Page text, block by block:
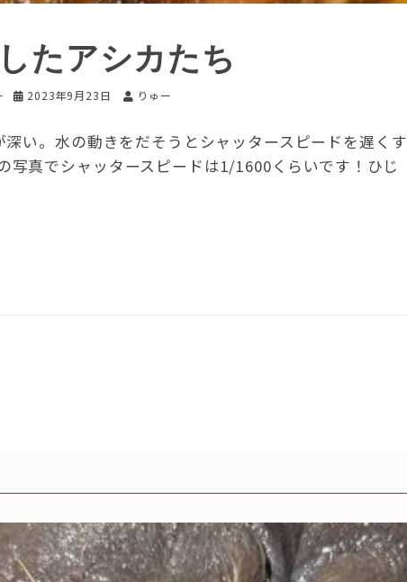
たアシカたち
2023年9月23日 りゅー
い。水の動きをだそうとシャッタースピードを遅くす
写真でシャッタースピードは1/1600くらいです！ひじ